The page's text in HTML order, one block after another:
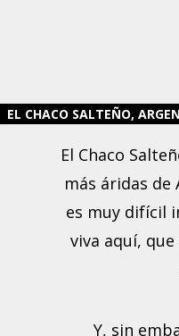
EL CHACO SALTEÑO,
El Chaco
más áridas de
es muy difícil
viva aquí,
Y, sin